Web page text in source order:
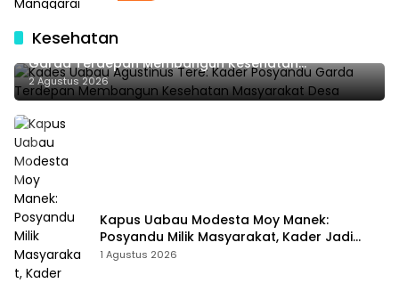
Kesehatan
Kades Uabau Agustinus Tere: Kader Posyandu
Garda Terdepan Membangun Kesehatan
Masyarakat Desa
2 Agustus 2026
Kapus Uabau Modesta Moy Manek:
Posyandu Milik Masyarakat, Kader Jadi
Ujung Tombak Perangi Stunting
1 Agustus 2026